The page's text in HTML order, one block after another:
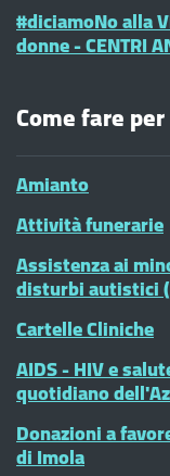
#diciamoNo alla
donne - CENTRI
Come fare per
Amianto
Attività funerarie
Assistenza ai
disturbi autistici
Cartelle Cliniche
AIDS - HIV e
quotidiano
Donazioni a
di Imola